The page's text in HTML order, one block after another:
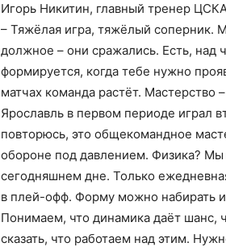
Игорь Никитин, главный тренер
– Тяжёлая игра, тяжёлый соперник.
должное – они сражались. Есть, над
формируется, когда тебе нужно
матчах команда растёт.
Ярославль в первом периоде играл
повторюсь, это общекомандное
обороне под давлением. Физика?
сегодняшнем дне. Только
в плей-офф. Форму можно набирать
Понимаем, что динамика даёт шанс,
сказать, что работаем над этим.